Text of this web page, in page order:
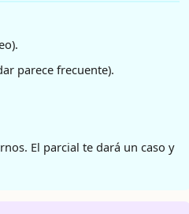
parece frecuente).
El parcial te dará un caso y